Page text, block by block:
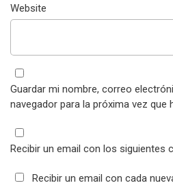
Website
Guardar mi nombre, correo
navegador para la próxima vez que
Recibir un email con los siguientes
Recibir un email con cada